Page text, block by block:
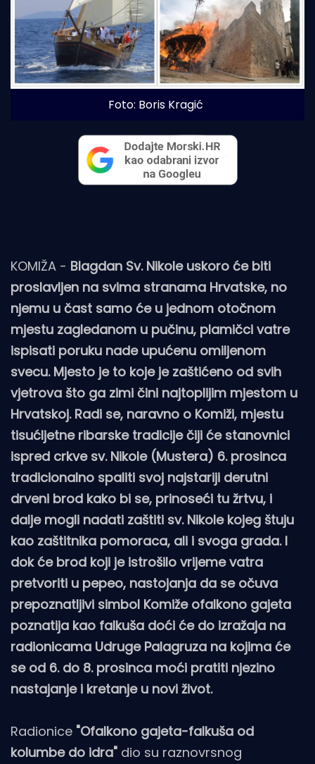
Foto: Boris Kragić
KOMIŽA - Blagdan Sv. Nikole uskoro će biti
proslavljen na svima stranama Hrvatske, no
njemu u čast samo će u jednom otočnom
mjestu zagledanom u pučinu, plamičci vatre
ispisati poruku nade upućenu omiljenom
svecu. Mjesto je to koje je zaštićeno od svih
vjetrova što ga zimi čini najtoplijim mjestom u
Hrvatskoj. Radi se, naravno o Komiži, mjestu
tisućljetne ribarske tradicije čiji će stanovnici
ispred crkve sv. Nikole (Mustera) 6. prosinca
tradicionalno spaliti svoj najstariji derutni
drveni brod kako bi se, prinoseći tu žrtvu, i
dalje mogli nadati zaštiti sv. Nikole kojeg štuju
kao zaštitnika pomoraca, ali i svoga grada. I
dok će brod koji je istrošilo vrijeme vatra
pretvoriti u pepeo, nastojanja da se očuva
prepoznatljivi simbol Komiže ofalkono gajeta
poznatija kao falkuša doći će do izražaja na
radionicama Udruge Palagruza na kojima će
se od 6. do 8. prosinca moći pratiti njezino
nastajanje i kretanje u novi život.
Radionice "Ofalkono gajeta-falkuša od
kolumbe do idra" dio su raznovrsnog